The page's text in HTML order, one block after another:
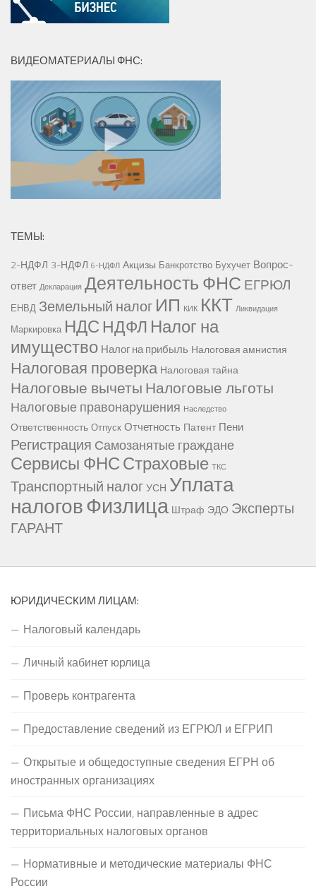
ВИДЕОМАТЕРИАЛЫ ФНС:
ТЕМЫ:
2-НДФЛ 3-НДФЛ 6-НДФЛ Акцизы Банкротство Бухучет Вопрос-
ответ Декларация Деятельность ФНС ЕГРЮЛ
ЕНВД Земельный налог ИП КИК ККТ Ликвидация
Маркировка НДС НДФЛ Налог на
имущество Налог на прибыль Налоговая амнистия
Налоговая проверка Налоговая тайна
Налоговые вычетыНалоговые льготы
Налоговые правонарушения Наследство
Ответственность Отпуск Отчетность Патент Пени
Регистрация Самозанятые граждане
Сервисы ФНССтраховые ТКС
Транспортный налогУСН Уплата
налоговФизлица Штраф ЭДО Эксперты
ГАРАНТ
ЮРИДИЧЕСКИМ ЛИЦАМ:
Налоговый календарь
Личный кабинет юрлица
Проверь контрагента
Предоставление сведений из ЕГРЮЛ и ЕГРИП
Открытые и общедоступные сведения ЕГРН об
иностранных организациях
Письма ФНС России, направленные в адрес
территориальных налоговых органов
Нормативные и методические материалы ФНС
России